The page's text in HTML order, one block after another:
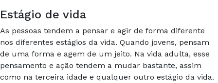
Estágio de vida
As pessoas tendem a pensar e agir de forma diferente
nos diferentes estágios da vida. Quando jovens, pensam
de uma forma e agem de um jeito. Na vida adulta, esse
pensamento e ação tendem a mudar bastante, assim
como na terceira idade e qualquer outro estágio da vida.